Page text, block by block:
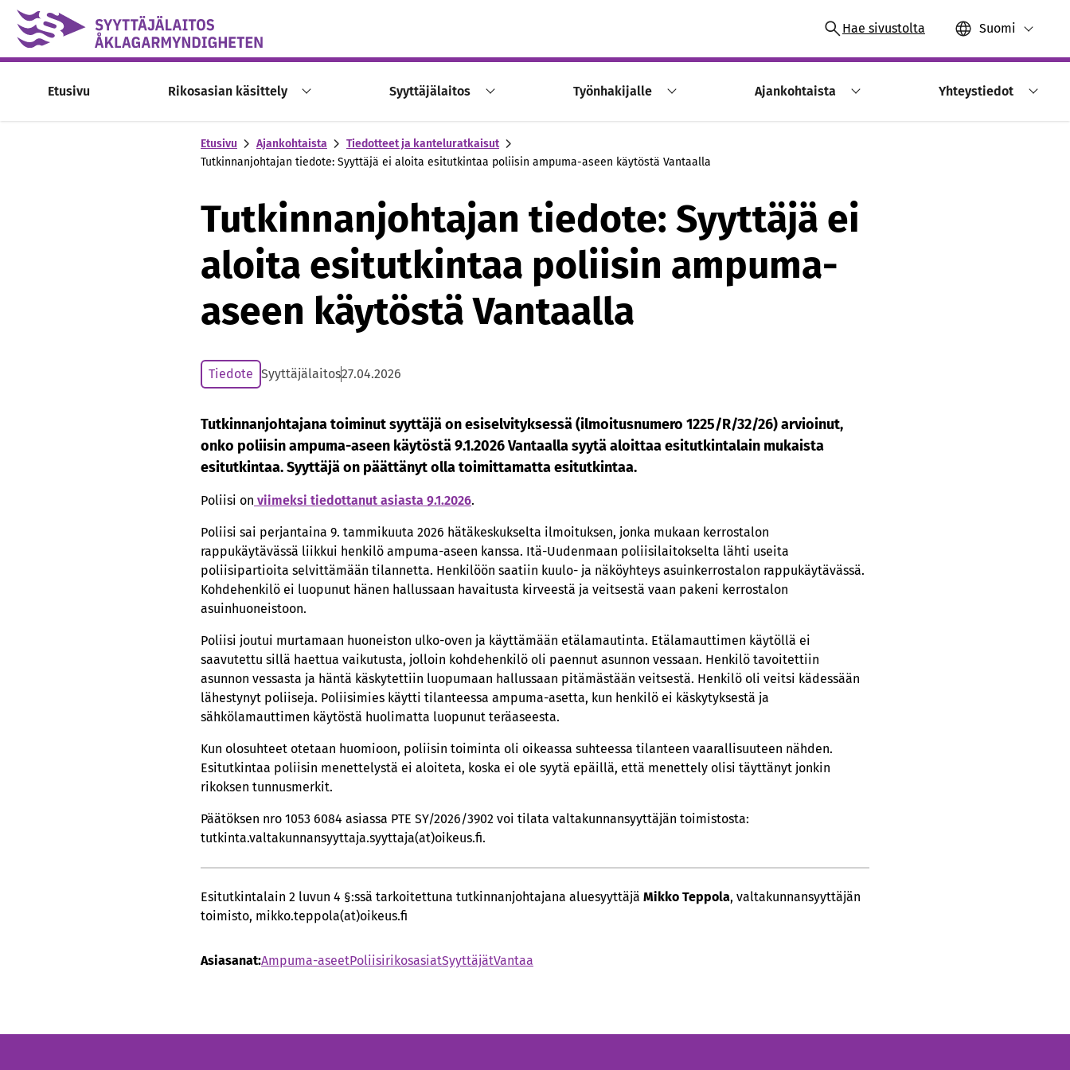
Skip to content -saavutettavuusohje
Hae sivustolta Suomi
Etusivu Rikosasian käsittely Syyttäjälaitos Työnhakijalle Ajankohtaista Yhteystiedot
Etusivu Ajankohtaista
Tiedotteet ja kanteluratkaisut
Tutkinnanjohtajan tiedote: Syyttäjä ei aloita esitutkintaa poliisin ampuma-aseen käytöstä Vantaalla
Tutkinnanjohtajan tiedote: Syyttäjä ei
aloita esitutkintaa poliisin ampuma-
aseen käytöstä Vantaalla
Tiedote Syyttäjälaitos27.04.2026
Tutkinnanjohtajana toiminut syyttäjä on esiselvityksessä (ilmoitusnumero 1225/R/32/26) arvioinut,
onko poliisin ampuma-aseen käytöstä 9.1.2026 Vantaalla syytä aloittaa esitutkintalain mukaista
esitutkintaa. Syyttäjä on päättänyt olla toimittamatta esitutkintaa.
Poliisi on viimeksi tiedottanut asiasta 9.1.2026.
Poliisi sai perjantaina 9. tammikuuta 2026 hätäkeskukselta ilmoituksen, jonka mukaan kerrostalon
rappukäytävässä liikkui henkilö ampuma-aseen kanssa. Itä-Uudenmaan poliisilaitokselta lähti useita
poliisipartioita selvittämään tilannetta. Henkilöön saatiin kuulo- ja näköyhteys asuinkerrostalon rappukäytävässä.
Kohdehenkilö ei luopunut hänen hallussaan havaitusta kirveestä ja veitsestä vaan pakeni kerrostalon
asuinhuoneistoon.
Poliisi joutui murtamaan huoneiston ulko-oven ja käyttämään etälamautinta. Etälamauttimen käytöllä ei
saavutettu sillä haettua vaikutusta, jolloin kohdehenkilö oli paennut asunnon vessaan. Henkilö tavoitettiin
asunnon vessasta ja häntä käskytettiin luopumaan hallussaan pitämästään veitsestä. Henkilö oli veitsi kädessään
lähestynyt poliiseja. Poliisimies käytti tilanteessa ampuma-asetta, kun henkilö ei käskytyksestä ja
sähkölamauttimen käytöstä huolimatta luopunut teräaseesta.
Kun olosuhteet otetaan huomioon, poliisin toiminta oli oikeassa suhteessa tilanteen vaarallisuuteen nähden.
Esitutkintaa poliisin menettelystä ei aloiteta, koska ei ole syytä epäillä, että menettely olisi täyttänyt jonkin
rikoksen tunnusmerkit.
Päätöksen nro 1053 6084 asiassa PTE SY/2026/3902 voi tilata valtakunnansyyttäjän toimistosta:
tutkinta.valtakunnansyyttaja.syyttaja(at)oikeus.fi.
Esitutkintalain 2 luvun 4 §:ssä tarkoitettuna tutkinnanjohtajana aluesyyttäjä Mikko Teppola, valtakunnansyyttäjän
toimisto, mikko.teppola(at)oikeus.fi
Asiasanat:Ampuma-aseetPoliisirikosasiatSyyttäjätVantaa